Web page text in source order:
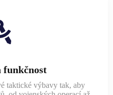
funkčnost
taktické výbavy tak, aby